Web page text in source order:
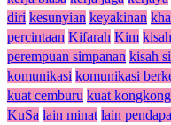
diri kesunyian keyakinan
percintaan Kifarah Kim
perempuan simpanan kisah
komunikasi komunikasi
kuat cemburu kuat kongkong
KuSa lain minat lain